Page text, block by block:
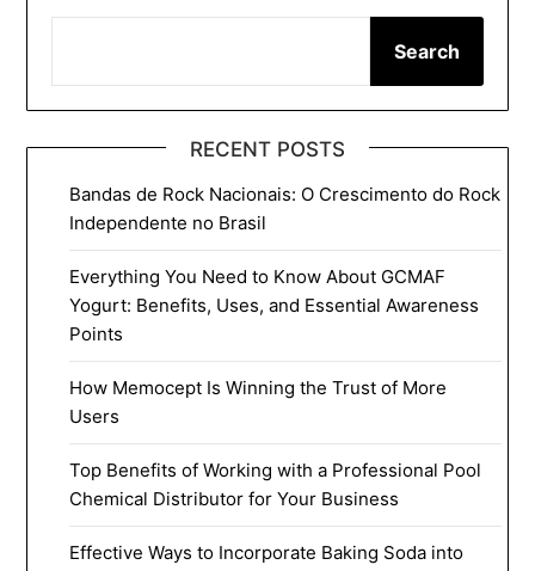
Search
RECENT POSTS
Bandas de Rock Nacionais: O Crescimento do Rock
Independente no Brasil
Everything You Need to Know About GCMAF
Yogurt: Benefits, Uses, and Essential Awareness
Points
How Memocept Is Winning the Trust of More
Users
Top Benefits of Working with a Professional Pool
Chemical Distributor for Your Business
Effective Ways to Incorporate Baking Soda into